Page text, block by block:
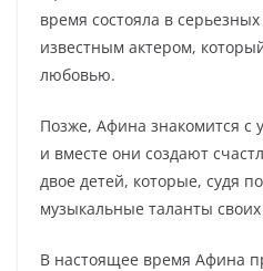
время состояла в
известным актером,
любовью.
Позже, Афина знакомится
и вместе они создают
двое детей, которые, судя
музыкальные таланты
В настоящее время Афина